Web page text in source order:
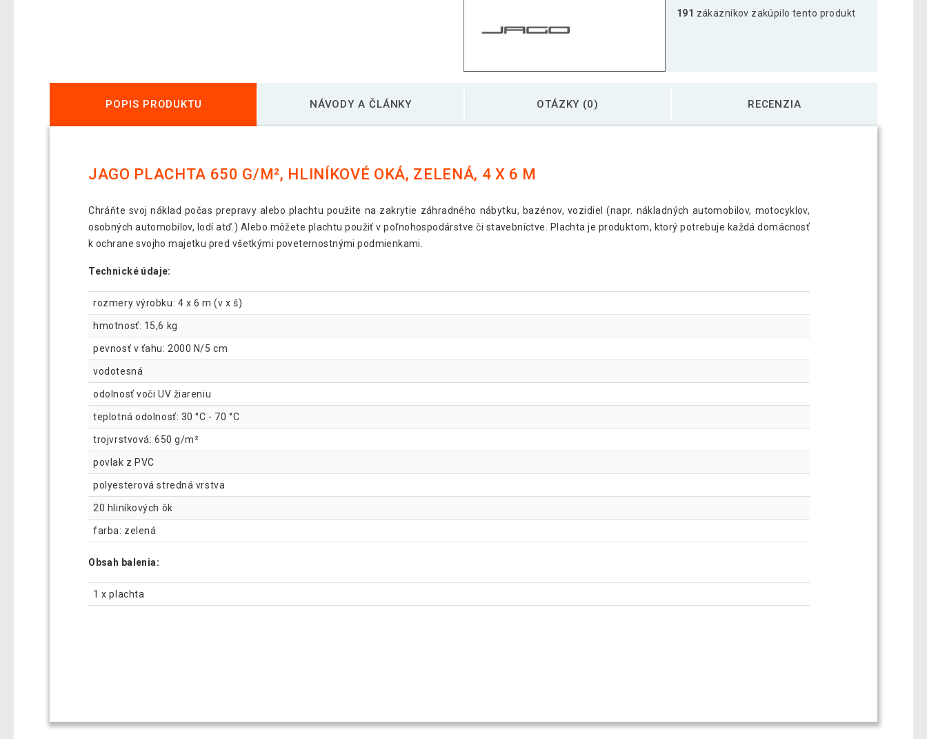
JAGO Plachta 650 g/m², hliníkové oká, zelená, 5 x 6 m
191 zákazníkov zakúpilo tento produkt
POPIS PRODUKTU NÁVODY A ČLÁNKY OTÁZKY (0) RECENZIA
JAGO PLACHTA 650 G/M², HLINÍKOVÉ OKÁ, ZELENÁ, 4 X 6 M
Chráňte svoj náklad počas prepravy alebo plachtu použite na zakrytie záhradného nábytku, bazénov, vozidiel (napr. nákladných automobilov, motocyklov,
osobných automobilov, lodí atď.) Alebo môžete plachtu použiť v poľnohospodárstve či stavebníctve. Plachta je produktom, ktorý potrebuje každá domácnosť
k ochrane svojho majetku pred všetkými poveternostnými podmienkami.
Technické údaje:
rozmery výrobku: 4 x 6 m (v x š)
hmotnosť: 15,6 kg
pevnosť v ťahu: 2000 N/5 cm
vodotesná
odolnosť voči UV žiareniu
teplotná odolnosť: 30 °C - 70 °C
trojvrstvová: 650 g/m²
povlak z PVC
polyesterová stredná vrstva
20 hliníkových ôk
farba: zelená
Obsah balenia:
1 x plachta